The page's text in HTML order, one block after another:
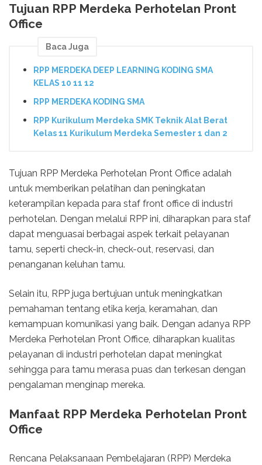
Tujuan RPP Merdeka Perhotelan Pront
Office
Baca Juga
RPP MERDEKA DEEP LEARNING KODING SMA
KELAS 10 11 12
RPP MERDEKA KODING SMA
RPP Kurikulum Merdeka SMK Teknik Alat Berat
Kelas 11 Kurikulum Merdeka Semester 1 dan 2
Tujuan RPP Merdeka Perhotelan Pront Office adalah
untuk memberikan pelatihan dan peningkatan
keterampilan kepada para staf front office di industri
perhotelan. Dengan melalui RPP ini, diharapkan para staf
dapat menguasai berbagai aspek terkait pelayanan
tamu, seperti check-in, check-out, reservasi, dan
penanganan keluhan tamu.
Selain itu, RPP juga bertujuan untuk meningkatkan
pemahaman tentang etika kerja, keramahan, dan
kemampuan komunikasi yang baik. Dengan adanya RPP
Merdeka Perhotelan Pront Office, diharapkan kualitas
pelayanan di industri perhotelan dapat meningkat
sehingga para tamu merasa puas dan terkesan dengan
pengalaman menginap mereka.
Manfaat RPP Merdeka Perhotelan Pront
Office
Rencana Pelaksanaan Pembelajaran (RPP) Merdeka